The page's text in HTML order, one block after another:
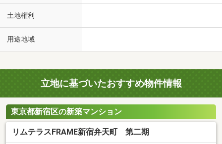
土地権利
用途地域
立地に基づいたおすすめ物件情報
東京都新宿区の新築マンション
リムテラスFRAME新宿弁天町 第二期